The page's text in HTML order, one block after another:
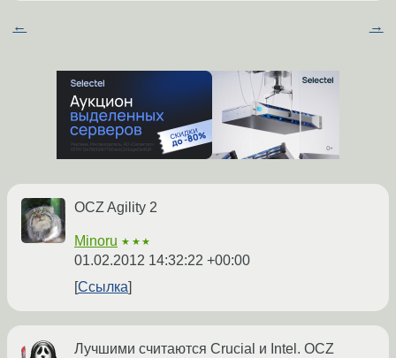
← →
OCZ Agility 2
Minoru ★★★
01.02.2012 14:32:22 +00:00
Ссылка
Лучшими считаются Crucial и Intel. OCZ